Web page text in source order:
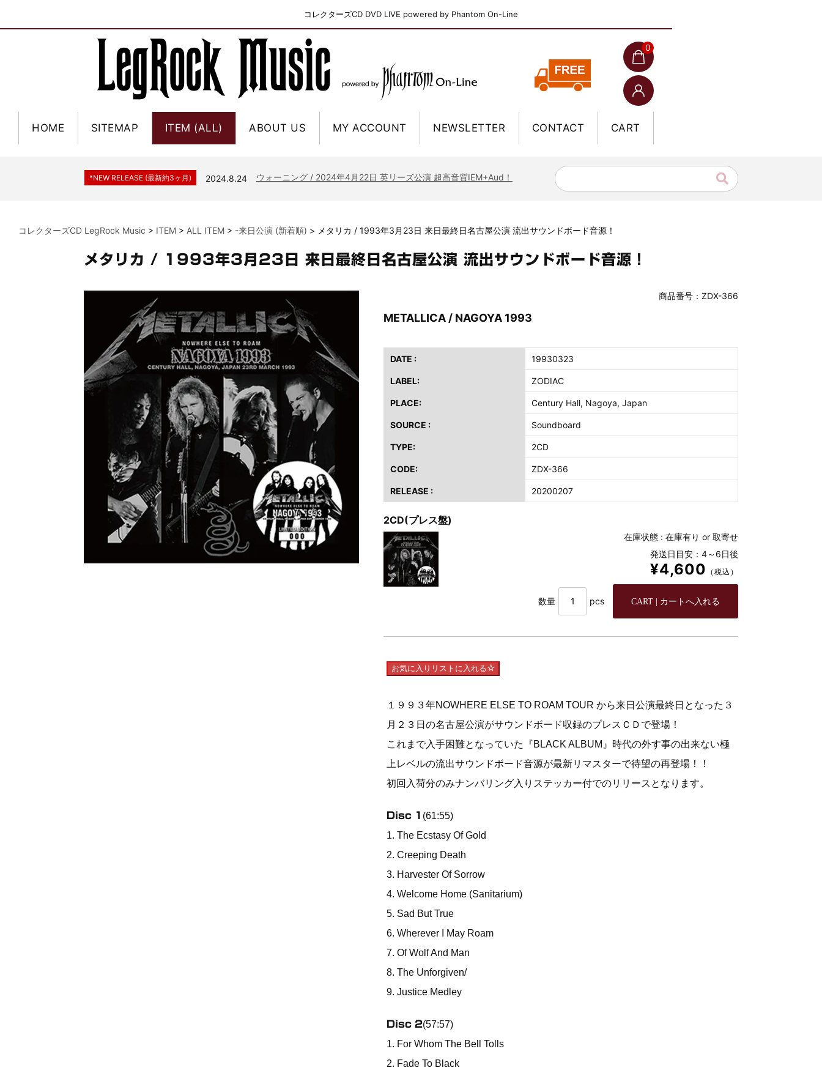
コレクターズCD DVD LIVE powered by Phantom On-Line
0
HOME SITEMAP ITEM (ALL) ABOUT US MY ACCOUNT NEWSLETTER CONTACT CART
*NEW RELEASE (最新約3ヶ月) 2024.6.9 ジャーニー / 1979年5月8+9日 コロラド州 2公演 SBD 完全収録！
*NEW RELEASE (最新約3ヶ月) 2024.8.24 ウォーニング / 2024年4月22日 英リーズ公演 超高音質IEM+Aud！
スコーピオンズ / 2024年6月15日 リスボン公演 FHD 完全収録！
*NEW RELEASE (最新約3ヶ月) 2024.6.20 マネスキン / 2024年6月9日 ドイツ ROCK AM RING 公演 FHD 完全収録！
2024.6.9
*NEW RELEASE (最新約3ヶ月) ユーライア・ヒープ / 2023年8月3日 ドイツ W.O.A. 公演 FHD 完全収録！
*NEW RELEASE (最新約3ヶ月) 2024.6.9 ジャーニー / 1979年5月8+9日 コロラド州 2公演 SBD 完全収録！
*NEW RELEASE (最新約3ヶ月) 2024.11.9 NGHFB / 2024年7月28日 フジロック’24公演 超高音質AI-SBD！
*NEW RELEASE (最新約3ヶ月) 2024.8.24 ウォーニング / 2024年4月22日 英リーズ公演 超高音質IEM+Aud！
*NEW RELEASE (最新約3ヶ月) 2024.6.24 ビリー・ジョエル / 2024年3月24日 100Aniv. 米M.S.G公演 完全収録！
*NEW RELEASE (最新約3ヶ月)
2024.6.24
リアム・ギャラガー / 2024年6月3日 カーディフ公演 IEM/AUD 完全収録！
*NEW RELEASE (最新約3ヶ月) 2024.6.24 スコーピオンズ / 2024年6月15日 リスボン公演 FHD 完全収録！
*NEW RELEASE (最新約3ヶ月) 2024.6.20 マネスキン / 2024年6月9日 ドイツ ROCK AM RING 公演 FHD 完全収録！
*NEW RELEASE (最新約3ヶ月) 2024.6.9 リアム・ギャラガー / 2024年6月1日 英国シェフィールド公演 完全収録！
*NEW RELEASE (最新約3ヶ月) 2024.6.9 メガデス / 2023年8月4日 ドイツ W.O.A. 公演 FHD 完全収録！
*NEW RELEASE (最新約3ヶ月) 2024.6.9 ユーライア・ヒープ / 2023年8月3日 ドイツ W.O.A. 公演 FHD 完全収録！
*NEW RELEASE (最新約3ヶ月) 2024.6.9 ジャーニー / 1979年5月8+9日 コロラド州 2公演 SBD 完全収録！
コレクターズCD LegRock Music > ITEM > ALL ITEM > -来日公演 (新着順) > メタリカ / 1993年3月23日 来日最終日名古屋公演 流出サウンドボード音源！
メタリカ / 1993年3月23日 来日最終日名古屋公演 流出サウンドボード音源！
商品番号：ZDX-366
METALLICA / NAGOYA 1993
DATE : 19930323
LABEL: ZODIAC
PLACE: Century Hall, Nagoya, Japan
SOURCE : Soundboard
TYPE: 2CD
CODE: ZDX-366
RELEASE : 20200207
2CD(プレス盤)
在庫状態 : 在庫有り or 取寄せ
発送日目安：4～6日後
¥4,600 （税込）
数量 pcs
お気に入りリストに入れる
１９９３年NOWHERE ELSE TO ROAM TOUR から来日公演最終日となった３
月２３日の名古屋公演がサウンドボード収録のプレスＣＤで登場！
これまで入手困難となっていた『BLACK ALBUM』時代の外す事の出来ない極
上レベルの流出サウンドボード音源が最新リマスターで待望の再登場！！
初回入荷分のみナンバリング入りステッカー付でのリリースとなります。
Disc 1 (61:55)
1. The Ecstasy Of Gold
2. Creeping Death
3. Harvester Of Sorrow
4. Welcome Home (Sanitarium)
5. Sad But True
6. Wherever I May Roam
7. Of Wolf And Man
8. The Unforgiven/
9. Justice Medley
Disc 2(57:57)
1. For Whom The Bell Tolls
2. Fade To Black